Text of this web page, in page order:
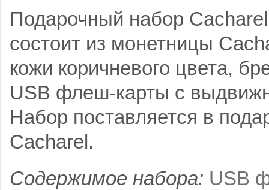
Подарочный набор
состоит из монетницы
кожи коричневого цвета,
USB флеш-карты с
Набор поставляется в
Cacharel.
Содержимое набора: USB